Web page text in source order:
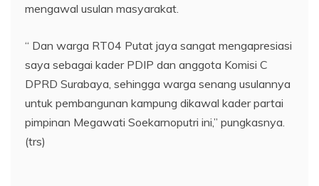
mengawal usulan masyarakat.
“ Dan warga RT04 Putat jaya sangat mengapresiasi
saya sebagai kader PDIP dan anggota Komisi C
DPRD Surabaya, sehingga warga senang usulannya
untuk pembangunan kampung dikawal kader partai
pimpinan Megawati Soekarnoputri ini,” pungkasnya.
(trs)